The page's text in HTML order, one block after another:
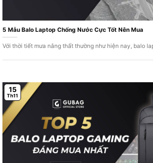
5 Mẫu Balo Laptop Chống Nước Cực Tốt Nên Mua
Với thời tiết mưa nắng thất thường như hiện nay, balo
15
Th11